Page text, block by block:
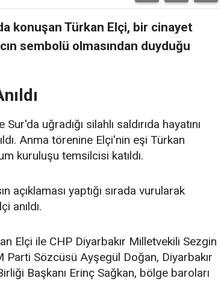
konuşan Türkan Elçi, bir cinayet
sembolü olmasından duyduğu
uğradığı silahlı saldırıda hayatını
Anma törenine Elçi'nin eşi Türkan
kuruluşu temsilcisi katıldı.
açıklaması yaptığı sırada vurularak
anıldı.
Elçi ile CHP Diyarbakır Milletvekili Sezgin
Parti Sözcüsü Ayşegül Doğan, Diyarbakır
Başkanı Erinç Sağkan, bölge baroları